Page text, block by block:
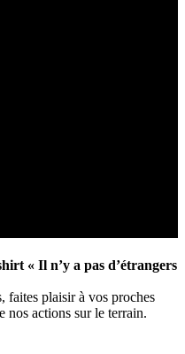
« Il n’y a pas d’étrangers
faites plaisir à vos proches
nos actions sur le terrain.